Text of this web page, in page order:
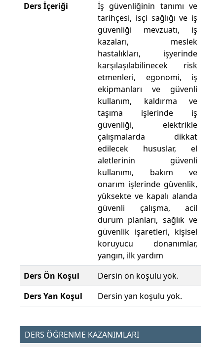
Ders İçeriği
İş güvenliğinin tanımı ve
tarihçesi, isçi sağlığı ve iş
güvenliği mevzuatı, iş
kazaları, meslek
hastalıkları, işyerinde
karşılaşılabilinecek risk
etmenleri, egonomi, iş
ekipmanları ve güvenli
kullanım, kaldırma ve
taşıma işlerinde iş
güvenliği, elektrikle
çalışmalarda dikkat
edilecek hususlar, el
aletlerinin güvenli
kullanımı, bakım ve
onarım işlerinde güvenlik,
yüksekte ve kapalı alanda
güvenli çalışma, acil
durum planları, sağlık ve
güvenlik işaretleri, kişisel
koruyucu donanımlar,
yangın, ilk yardım
Ders Ön Koşul
Dersin ön koşulu yok.
Ders Yan Koşul
Dersin yan koşulu yok.
DERS ÖĞRENME KAZANIMLARI